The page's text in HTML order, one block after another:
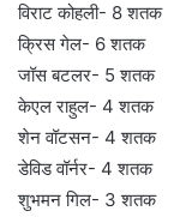
विराट कोहली- 8 शतक
क्रिस गेल- 6 शतक
जॉस बटलर- 5 शतक
केएल राहुल- 4 शतक
शेन वॉटसन- 4 शतक
डेविड वॉर्नर- 4 शतक
शुभमन गिल- 3 शतक